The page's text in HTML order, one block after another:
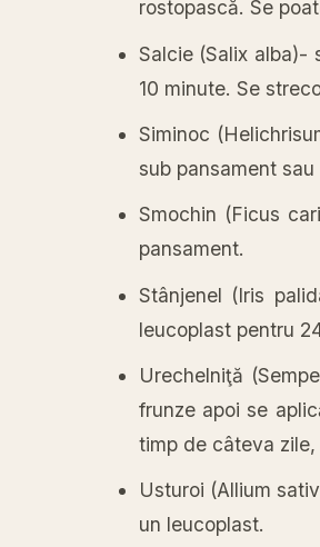
rostopască. Se
Salcie (Salix alba)-
10 minute. Se
Siminoc
sub pansament
Smochin (Ficus
pansament.
Stânjenel (Iris
leucoplast pentru
Urechelniţă
frunze apoi se
timp de câteva
Usturoi (Allium
un leucoplast.